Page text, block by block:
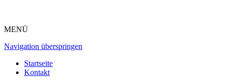
MENÜ
Navigation überspringen
Startseite
Kontakt